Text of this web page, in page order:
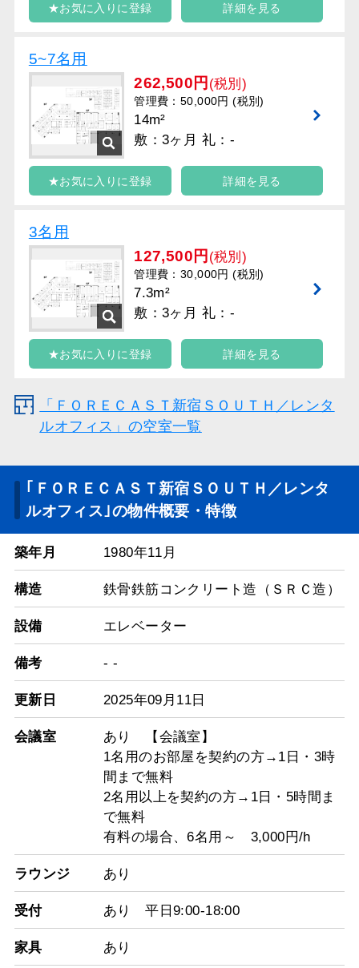
★お気に入りに登録 詳細を見る
5~7名用
262,500円 (税別)
管理費：50,000円 (税別)
14m²
敷：3ヶ月 礼：-
★お気に入りに登録 詳細を見る
3名用
127,500円 (税別)
管理費：30,000円 (税別)
7.3m²
敷：3ヶ月 礼：-
★お気に入りに登録 詳細を見る
「ＦＯＲＥＣＡＳＴ新宿ＳＯＵＴＨ／レンタ
ルオフィス」の空室一覧
｢ＦＯＲＥＣＡＳＴ新宿ＳＯＵＴＨ／レンタ
ルオフィス｣の物件概要・特徴
築年月 1980年11月
構造 鉄骨鉄筋コンクリート造（ＳＲＣ造）
設備 エレベーター
備考 - -
更新日 2025年09月11日
会議室
あり 【会議室】
1名用のお部屋を契約の方→1日・3時
間まで無料
2名用以上を契約の方→1日・5時間ま
で無料
有料の場合、6名用～ 3,000円/h
ラウンジ あり
受付 あり 平日9:00-18:00
家具 あり